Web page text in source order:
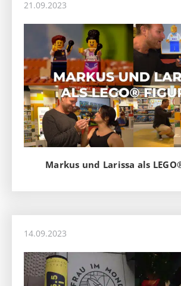
21.09.2023
Markus und Larissa als
14.09.2023